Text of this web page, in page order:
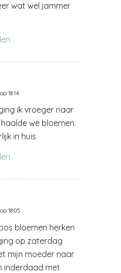
wat wel jammer
18:14
ik vroeger naar
we bloemen.
in huis
18:05
bloemen herken
op zaterdag
mijn moeder naar
inderdaad met